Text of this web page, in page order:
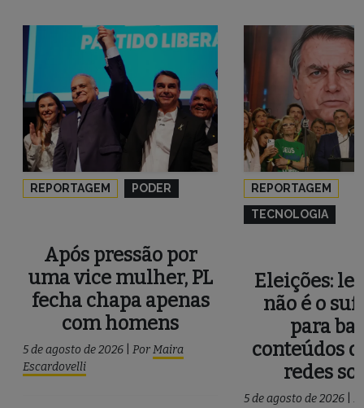
REPORTAGEM PODER
Após pressão por
uma vice mulher, PL
fecha chapa apenas
com homens
5 de agosto de 2026 PorMaira
Escardovelli
REPORTAGEM
TECNOLOGIA
Eleições:
não é o
para
conteúdos
redes
5 de agosto de 2026